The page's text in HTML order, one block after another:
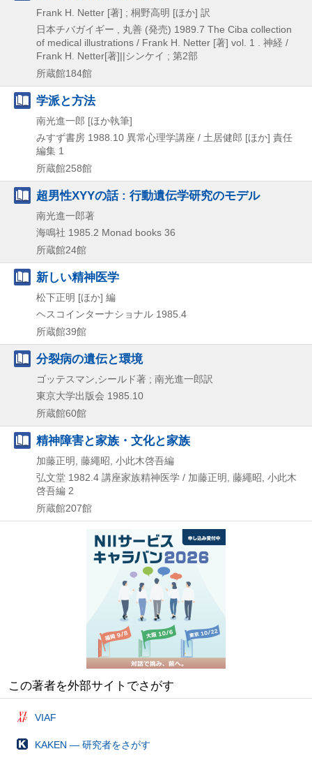
Frank H. Netter [著] ; 桐野高明 [ほか] 訳
日本チバガイギー , 丸善 (発売) 1989.7 The Ciba collection
of medical illustrations / Frank H. Netter [著] vol. 1 . 神経 /
Frank H. Netter[著]||シンケイ ; 第2部
所蔵館184館
学派と方法
南光進一郎 [ほか執筆]
みすず書房 1988.10 異常心理学講座 / 土居健郎 [ほか] 責任
編集 1
所蔵館258館
超男性XYYの話 : 行動遺伝学研究のモデル
南光進一郎著
海鳴社 1985.2 Monad books 36
所蔵館24館
新しい精神医学
松下正明 [ほか] 編
ヘスコインターナショナル 1985.4
所蔵館39館
分裂病の遺伝と環境
ゴッテスマン,シールド著 ; 南光進一郎訳
東京大学出版会 1985.10
所蔵館60館
精神障害と家族・文化と家族
加藤正明, 藤繩昭, 小此木啓吾編
弘文堂 1982.4 講座家族精神医学 / 加藤正明, 藤繩昭, 小此木
啓吾編 2
所蔵館207館
この著者を外部サイトでさがす
VIAF
KAKEN — 研究者をさがす